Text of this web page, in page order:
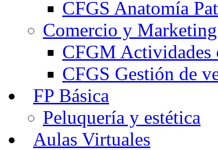
CFGS Anatomía
Comercio y Marketing
CFGM Actividades
CFGS Gestión de
FP Básica
Peluquería y estética
Aulas Virtuales